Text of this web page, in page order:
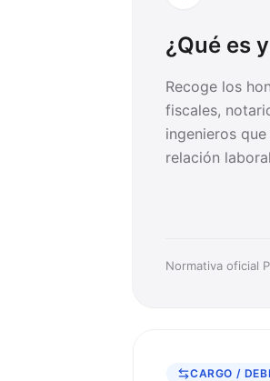
¿Qué es
Recoge los
fiscales,
ingenieros
relación
Normativa oficial
CARGO /